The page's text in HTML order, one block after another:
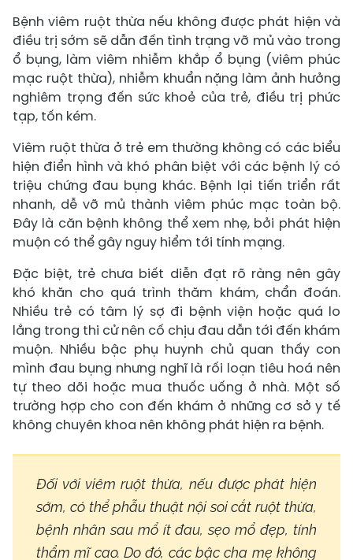
Bệnh viêm ruột thừa nếu không được phát hiện và
điều trị sớm sẽ dẫn đến tình trạng vỡ mủ vào trong
ổ bụng, làm viêm nhiễm khắp ổ bụng (viêm phúc
mạc ruột thừa), nhiễm khuẩn nặng làm ảnh hưởng
nghiêm trọng đến sức khoẻ của trẻ, điều trị phức
tạp, tốn kém.
Viêm ruột thừa ở trẻ em thường không có các biểu
hiện điển hình và khó phân biệt với các bệnh lý có
triệu chứng đau bụng khác. Bệnh lại tiến triển rất
nhanh, dễ vỡ mủ thành viêm phúc mạc toàn bộ.
Đây là căn bệnh không thể xem nhẹ, bởi phát hiện
muộn có thể gây nguy hiểm tới tính mạng.
Đặc biệt, trẻ chưa biết diễn đạt rõ ràng nên gây
khó khăn cho quá trình thăm khám, chẩn đoán.
Nhiều trẻ có tâm lý sợ đi bệnh viện hoặc quá lo
lắng trong thi cử nên cố chịu đau dẫn tới đến khám
muộn. Nhiều bậc phụ huynh chủ quan thấy con
mình đau bụng nhưng nghĩ là rối loạn tiêu hoá nên
tự theo dõi hoặc mua thuốc uống ở nhà. Một số
trường hợp cho con đến khám ở những cơ sở y tế
không chuyên khoa nên không phát hiện ra bệnh.
Đối với viêm ruột thừa, nếu được phát hiện
sớm, có thể phẫu thuật nội soi cắt ruột thừa,
bệnh nhân sau mổ ít đau, sẹo mổ đẹp, tính
thẩm mĩ cao. Do đó, các bậc cha mẹ không